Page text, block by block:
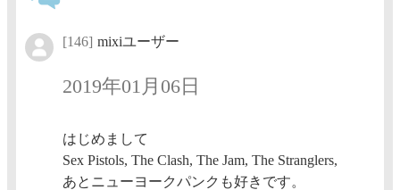
[146] mixiユーザー
2019年01月06日
はじめまして
Sex Pistols, The Clash, The Jam, The Stranglers,
あとニューヨークパンクも好きです。